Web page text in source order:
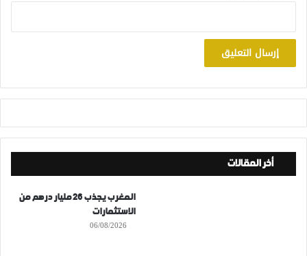
أخر المقالات
المغرب يجذب 26 مليار درهم من
الاستثمارات
06/08/2026